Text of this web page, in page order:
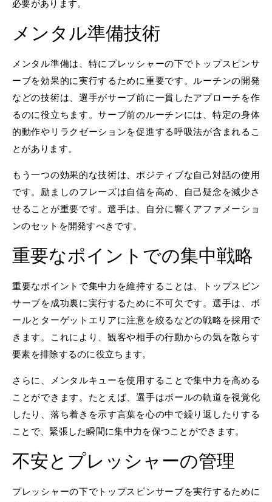
必要があります。
メンタル準備技術
メンタル準備は、特にプレッシャーの下でトップスピンサ
ーブを効果的に実行するために重要です。ルーチンの開発
などの技術は、選手がサーブ前に一貫したアプローチを作
るのに役立ちます。サーブ前のルーチンには、特定の身体
的動作やリラクゼーションを促進する呼吸法が含まれるこ
とがあります。
もう一つの効果的な技術は、ポジティブな自己対話の使用
です。励ましのフレーズは自信を高め、自己疑念を減少さ
せることが重要です。選手は、自分に響くアファメーショ
ンのセットを開発すべきです。
重要なポイントでの集中戦略
重要なポイントで集中力を維持することは、トップスピン
サーブを成功裏に実行するために不可欠です。選手は、ボ
ールとターゲットエリアに注意を絞るなどの戦略を採用で
きます。これにより、観客や相手の行動からの気を散らす
要素を排除するのに役立ちます。
さらに、メンタルキューを使用することで集中力を高める
ことができます。たとえば、選手はボールの軌道を視覚化
したり、落ち着きを示す言葉を心の中で繰り返したりする
ことで、緊張した瞬間に集中力を保つことができます。
不安とプレッシャーの管理
プレッシャーの下でトップスピンサーブを実行するために